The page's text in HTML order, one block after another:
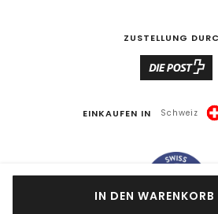
IN DEN WARENKORB
ZUSTELLUNG
EINKAUFEN IN Schweiz